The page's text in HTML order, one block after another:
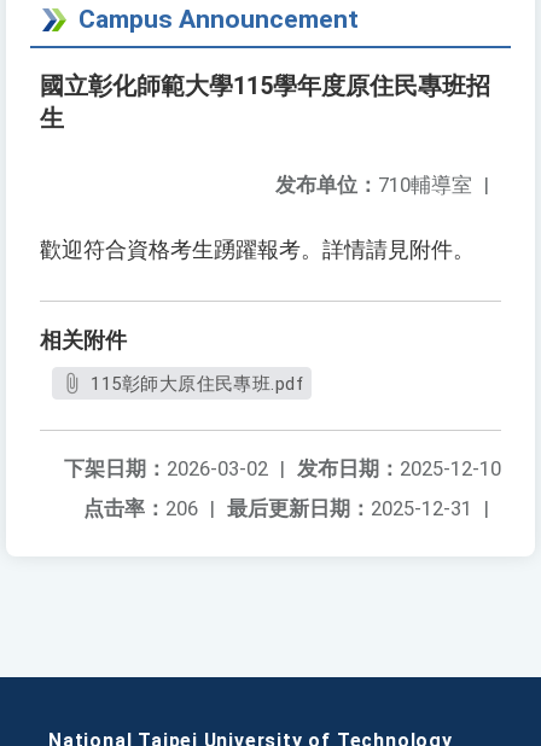
Campus Announcement
國立彰化師範大學115學年度原住民專班招
生
发布单位： 710輔導室 |
歡迎符合資格考生踴躍報考。詳情請見附件。
相关附件
115彰師大原住民專班.pdf
发布日期： 2025-12-10
下架日期： 2026-03-02 |
最后更新日期： 2025-12-31 |
点击率： 206 |
National Taipei University of Technology